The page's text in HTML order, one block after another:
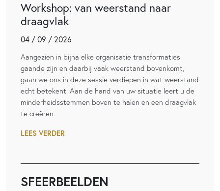
Workshop: van weerstand naar
draagvlak
04 / 09 / 2026
Aangezien in bijna elke organisatie transformaties
gaande zijn en daarbij vaak weerstand bovenkomt,
gaan we ons in deze sessie verdiepen in wat weerstand
echt betekent. Aan de hand van uw situatie leert u de
minderheidsstemmen boven te halen en een draagvlak
te creëren.
LEES VERDER
SFEERBEELDEN